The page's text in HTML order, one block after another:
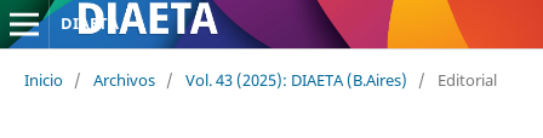
DIAETA
Inicio / Archivos / Vol. 43 (2025): DIAETA (B.Aires) / Editorial